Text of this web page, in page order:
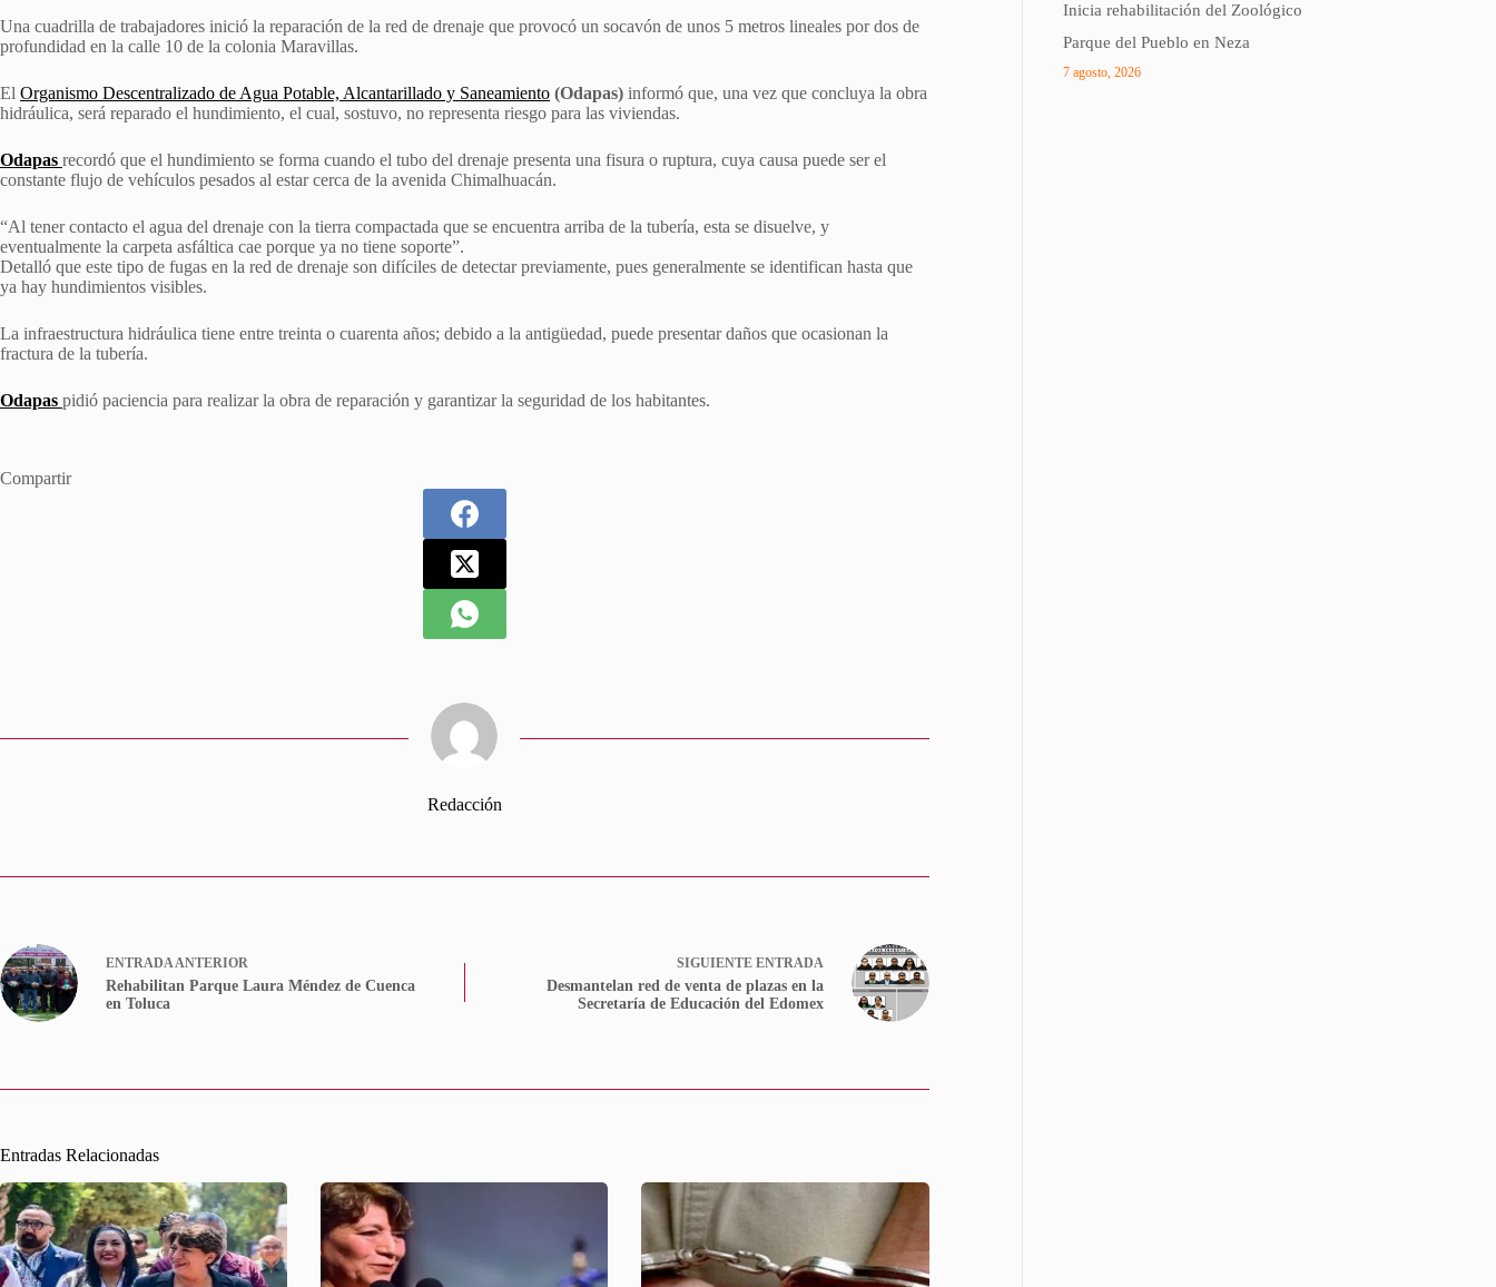
Una cuadrilla de trabajadores inició la reparación de la red de drenaje que provocó un socavón de unos 5 metros lineales por dos de
profundidad en la calle 10 de la colonia Maravillas.
El Organismo Descentralizado de Agua Potable, Alcantarillado y Saneamiento (Odapas) informó que, una vez que concluya la obra
hidráulica, será reparado el hundimiento, el cual, sostuvo, no representa riesgo para las viviendas.
Odapas recordó que el hundimiento se forma cuando el tubo del drenaje presenta una fisura o ruptura, cuya causa puede ser el
constante flujo de vehículos pesados al estar cerca de la avenida Chimalhuacán.
“Al tener contacto el agua del drenaje con la tierra compactada que se encuentra arriba de la tubería, esta se disuelve, y
eventualmente la carpeta asfáltica cae porque ya no tiene soporte”.
Detalló que este tipo de fugas en la red de drenaje son difíciles de detectar previamente, pues generalmente se identifican hasta que
ya hay hundimientos visibles.
La infraestructura hidráulica tiene entre treinta o cuarenta años; debido a la antigüedad, puede presentar daños que ocasionan la
fractura de la tubería.
Odapas pidió paciencia para realizar la obra de reparación y garantizar la seguridad de los habitantes.
Compartir
Redacción
ENTRADAANTERIOR
Rehabilitan Parque Laura Méndez de Cuenca
en Toluca
SIGUIENTE ENTRADA
Desmantelan red de venta de plazas en la
Secretaría de Educación del Edomex
Entradas Relacionadas
Inicia rehabilitación del Zoológico
Parque del Pueblo en Neza
7 agosto, 2026